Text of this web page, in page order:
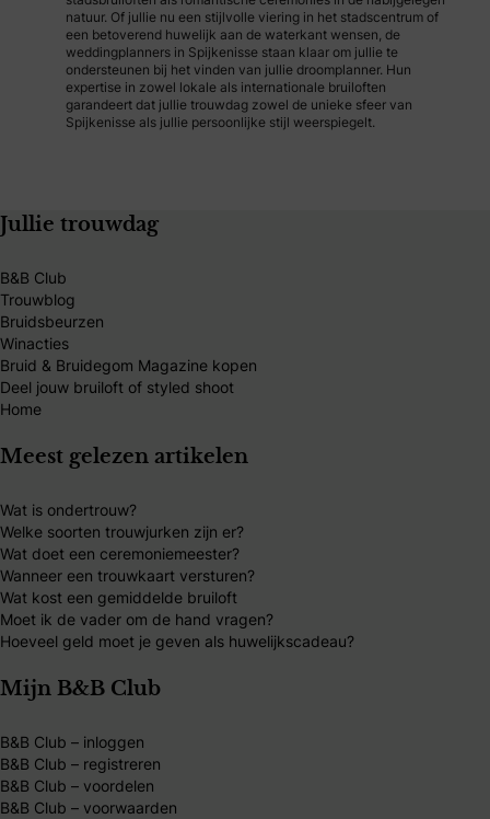
natuur. Of jullie nu een stijlvolle viering in het stadscentrum of
een betoverend huwelijk aan de waterkant wensen, de
weddingplanners in Spijkenisse staan klaar om jullie te
ondersteunen bij het vinden van jullie droomplanner. Hun
expertise in zowel lokale als internationale bruiloften
garandeert dat jullie trouwdag zowel de unieke sfeer van
Spijkenisse als jullie persoonlijke stijl weerspiegelt.
Jullie trouwdag
B&B Club
Trouwblog
Bruidsbeurzen
Winacties
Bruid & Bruidegom Magazine kopen
Deel jouw bruiloft of styled shoot
Home
Meest gelezen artikelen
Wat is ondertrouw?
Welke soorten trouwjurken zijn er?
Wat doet een ceremoniemeester?
Wanneer een trouwkaart versturen?
Wat kost een gemiddelde bruiloft
Moet ik de vader om de hand vragen?
Hoeveel geld moet je geven als huwelijkscadeau?
Mijn B&B Club
B&B Club – inloggen
B&B Club – registreren
B&B Club – voordelen
B&B Club – voorwaarden